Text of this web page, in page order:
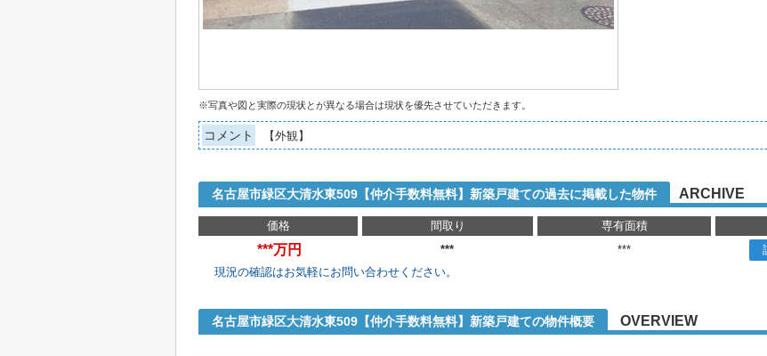
※写真や図と実際の現状とが異なる場合は現状を優先させていただきます。
コメント 【外観】
名古屋市緑区大清水東509【仲介手数料無料】新築戸建ての過去に掲載した物件 ARCHIVE
価格 間取り 専有面積
***万円 *** ***
現況の確認はお気軽にお問い合わせください。
名古屋市緑区大清水東509【仲介手数料無料】新築戸建ての物件概要 OVERVIEW